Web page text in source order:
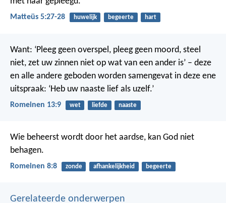
Matteüs 5:27-28 huwelijk begeerte hart
Want: ‘Pleeg geen overspel, pleeg geen moord, steel
niet, zet uw zinnen niet op wat van een ander is’ – deze
en alle andere geboden worden samengevat in deze ene
uitspraak: ‘Heb uw naaste lief als uzelf.’
Romeinen 13:9 wet liefde naaste
Wie beheerst wordt door het aardse, kan God niet
behagen.
Romeinen 8:8 zonde afhankelijkheid begeerte
Gerelateerde onderwerpen